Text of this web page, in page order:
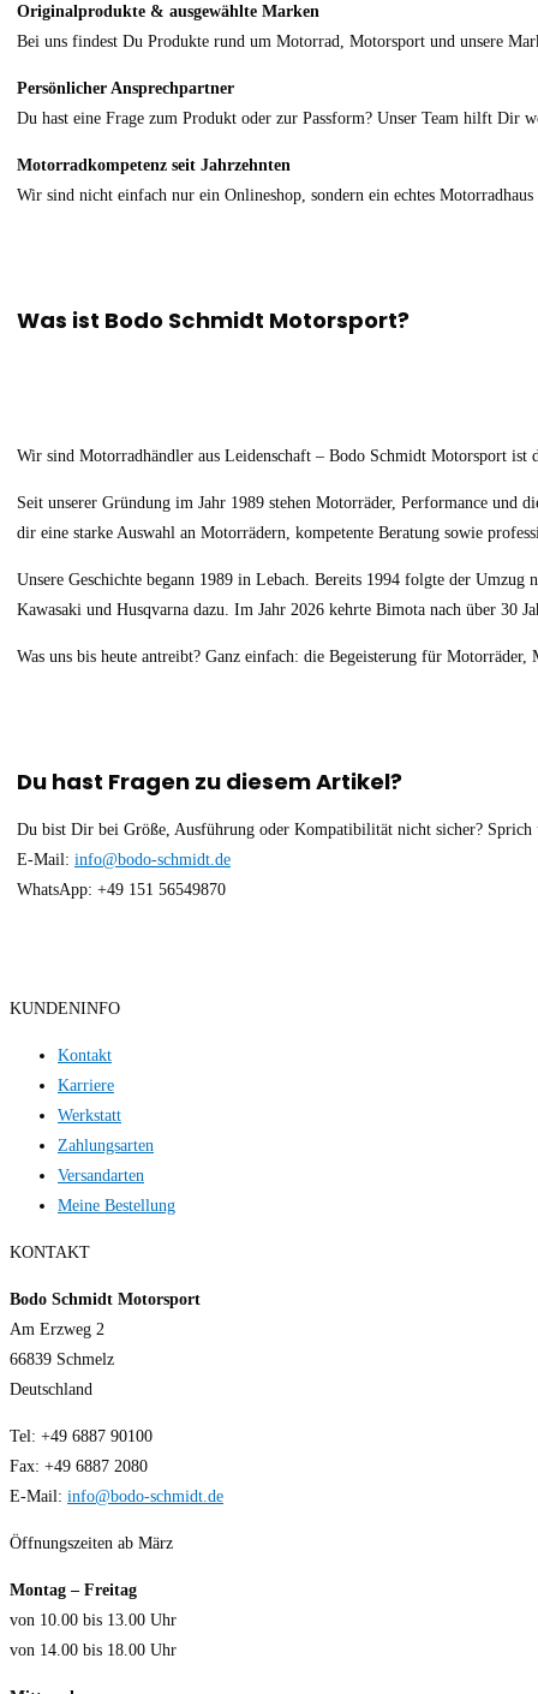
Originalprodukte & ausgewählte Marken
Bei uns findest Du Produkte rund um Motorrad, Motorsport und unsere
Persönlicher Ansprechpartner
Du hast eine Frage zum Produkt oder zur Passform? Unser Team hilft Dir
Motorradkompetenz seit Jahrzehnten
Wir sind nicht einfach nur ein Onlineshop, sondern ein echtes
Was ist Bodo Schmidt Motorsport?
Wir sind Motorradhändler aus Leidenschaft – Bodo Schmidt Motorsport
Seit unserer Gründung im Jahr 1989 stehen Motorräder, Performance
dir eine starke Auswahl an Motorrädern, kompetente Beratung sowie
Unsere Geschichte begann 1989 in Lebach. Bereits 1994 folgte der
Kawasaki und Husqvarna dazu. Im Jahr 2026 kehrte Bimota nach über 30
Was uns bis heute antreibt? Ganz einfach: die Begeisterung für
Du hast Fragen zu diesem Artikel?
Du bist Dir bei Größe, Ausführung oder Kompatibilität nicht sicher? Sprich
E-Mail: info@bodo-schmidt.de
WhatsApp: +49 151 56549870
KUNDENINFO
Kontakt
Karriere
Werkstatt
Zahlungsarten
Versandarten
Meine Bestellung
KONTAKT
Bodo Schmidt Motorsport
Am Erzweg 2
66839 Schmelz
Deutschland
Tel: +49 6887 90100
Fax: +49 6887 2080
E-Mail: info@bodo-schmidt.de
Öffnungszeiten ab März
Montag – Freitag
von 10.00 bis 13.00 Uhr
von 14.00 bis 18.00 Uhr